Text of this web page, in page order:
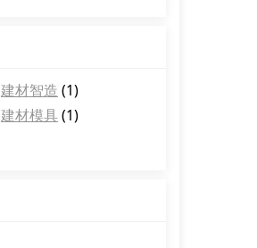
建材智造 (1)
建材模具(1)